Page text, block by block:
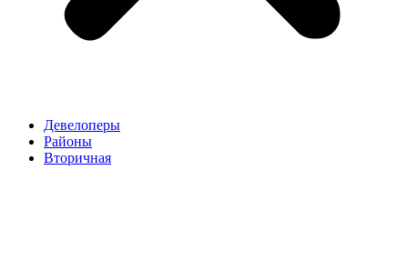
Девелоперы
Районы
Вторичная